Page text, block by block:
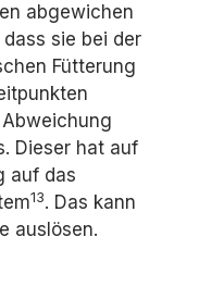
abgewichen
sie bei der
Fütterung
Dieser hat auf
auf das
13. Das kann
auslösen.